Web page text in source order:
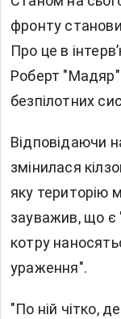
фронту
Про це в
Роберт
безпілотних
Відповідаючи
змінилася
яку територію
зауважив, що є
котру
ураження".
"По ній чітко,